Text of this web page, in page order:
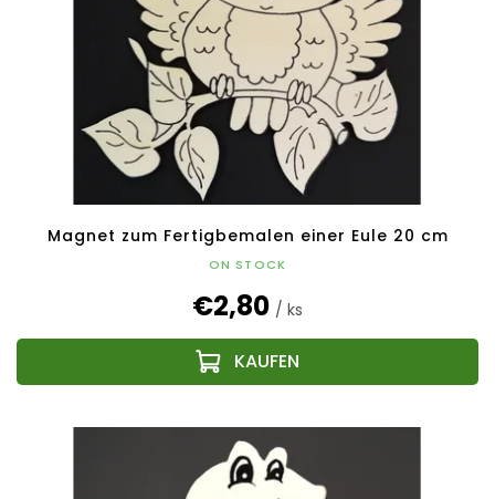
Magnet zum Fertigbemalen einer Eule 20 cm
ON STOCK
€2,80 / ks